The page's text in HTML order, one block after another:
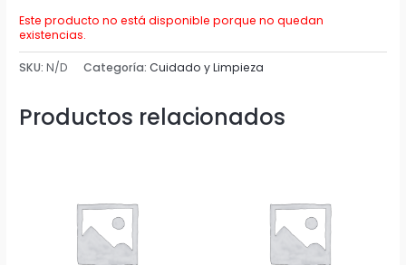
Este producto no está disponible porque no quedan
existencias.
SKU:N/D Categoría:Cuidado y Limpieza
Productos relacionados